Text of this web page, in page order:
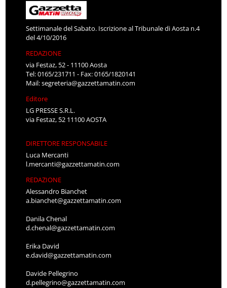
Settimanale del Sabato. Iscrizione al Tribunale di Aosta n.4
del 4/10/2016
REDAZIONE
via Festaz, 52 - 11100 Aosta
Tel: 0165/231711 - Fax: 0165/1820141
Mail:segreteria@gazzettamatin.com
Editore
LG PRESSE S.R.L.
via Festaz, 52 11100 AOSTA
DIRETTORE RESPONSABILE
Luca Mercanti
l.mercanti@gazzettamatin.com
REDAZIONE
Alessandro Bianchet
a.bianchet@gazzettamatin.com
Danila Chenal
d.chenal@gazzettamatin.com
Erika David
e.david@gazzettamatin.com
Davide Pellegrino
d.pellegrino@gazzettamatin.com